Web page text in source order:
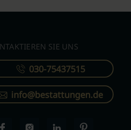
SIE UNS
030-75437515
info@bestattungen.de